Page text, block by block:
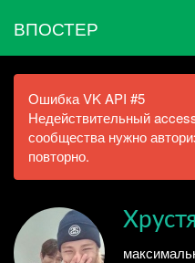
ВПОСТЕР
Ошибка VK API #5
Недействительный
сообщества нужно
повторно.